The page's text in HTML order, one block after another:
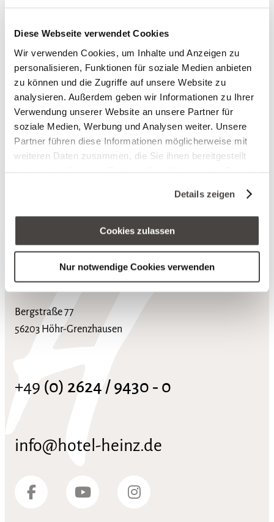
Diese Webseite verwendet Cookies
Wir verwenden Cookies, um Inhalte und Anzeigen zu
personalisieren, Funktionen für soziale Medien anbieten
zu können und die Zugriffe auf unsere Website zu
analysieren. Außerdem geben wir Informationen zu Ihrer
Verwendung unserer Website an unsere Partner für
soziale Medien, Werbung und Analysen weiter. Unsere
Partner führen diese Informationen möglicherweise mit
weiteren Daten zusammen, die Sie ihnen bereitgestellt
Cookies, wenn Sie unsere Webseite weiterhin nutzen.
Details zeigen
Cookies zulassen
Nur notwendige Cookies verwenden
nach
Hotel Heinz
Bergstraße 77
56203 Höhr-Grenzhausen
+49 (0) 2624 / 9430 ‑ 0
info@hotel-heinz.de